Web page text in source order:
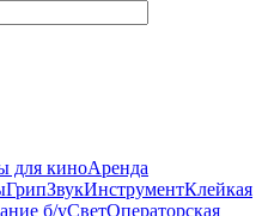
для киноАренда
ГрипЗвукИнструментКлейкая
б/уСветОператорская